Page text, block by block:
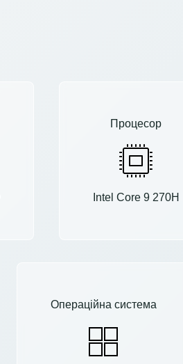
Процесор
Intel Core 9 270H
Операційна система